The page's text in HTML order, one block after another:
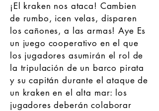
¡El kraken nos ataca! Cambien
de rumbo, icen velas, disparen
los cañones, a las armas! Aye Es
un juego cooperativo en el que
los jugadores asumirán el rol de
la tripulación de un barco pirata
y su capitán durante el ataque de
un kraken en el alta mar: los
jugadores deberán colaborar